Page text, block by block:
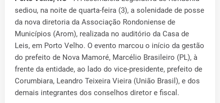
sediou, na noite de quarta-feira (3), a solenidade de posse
da nova diretoria da Associação Rondoniense de
Municípios (Arom), realizada no auditório da Casa de
Leis, em Porto Velho. O evento marcou o início da gestão
do prefeito de Nova Mamoré, Marcélio Brasileiro (PL), à
frente da entidade, ao lado do vice-presidente, prefeito de
Corumbiara, Leandro Teixeira Vieira (União Brasil), e dos
demais integrantes dos conselhos diretor e fiscal.